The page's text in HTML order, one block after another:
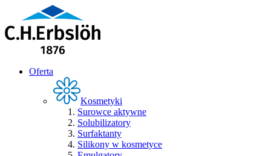
Oferta
Kosmetyki
Surowce aktywne
Solubilizatory
Surfaktanty
Silikony w kosmetyce